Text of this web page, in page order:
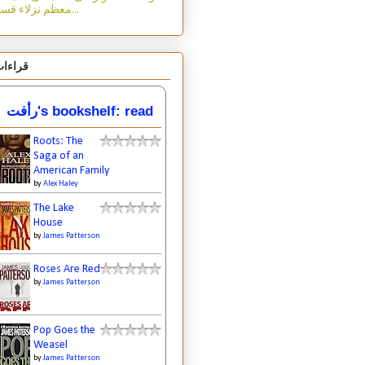
معظم نزلاء قسم...
رأفت's bookshelf: read
Roots: The
Saga of an
American Family
byAlex Haley
The Lake
House
byJames Patterson
Roses Are Red
byJames Patterson
Pop Goes the
Weasel
byJames Patterson